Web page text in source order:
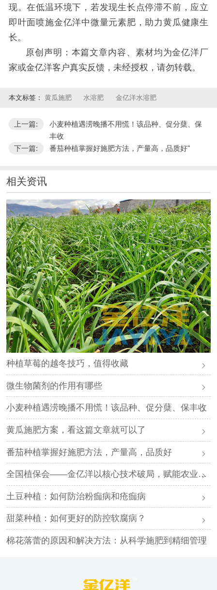
现。在低温环境下，若发现生长点停滞不前，应立
即叶面喷施金亿洋中微量元素肥，助力黄瓜健康生
长。
原创声明：本篇文章内容、素材均为金亿洋厂
家或金亿洋客户真实反馈，未经授权，请勿转载。
本文标签： 黄瓜施肥 水溶肥 金亿洋水溶肥
上一篇:
小麦种植遇涝晚播不用慌！该品种、促分蘖、保
丰收
下一篇:
番茄种植掌握好施肥方法，产量高，品质好"
相关资讯
种植草莓的越冬技巧，值得收藏
微生物菌剂的作用有哪些
小麦种植遇涝晚播不用慌！该品种、促分蘖、保丰收
黄瓜施肥方案，看这篇文章就可以了
番茄种植掌握好施肥方法，产量高，品质好
全国植保会——金亿洋以核心技术破局，赋能农业高质量发展
土豆种植：如何防治粉痂病和疮痂病
甜菜种植：如何更好的防控软腐病？
棉花落蕾的原因和解决方法：从科学施肥到精细管理